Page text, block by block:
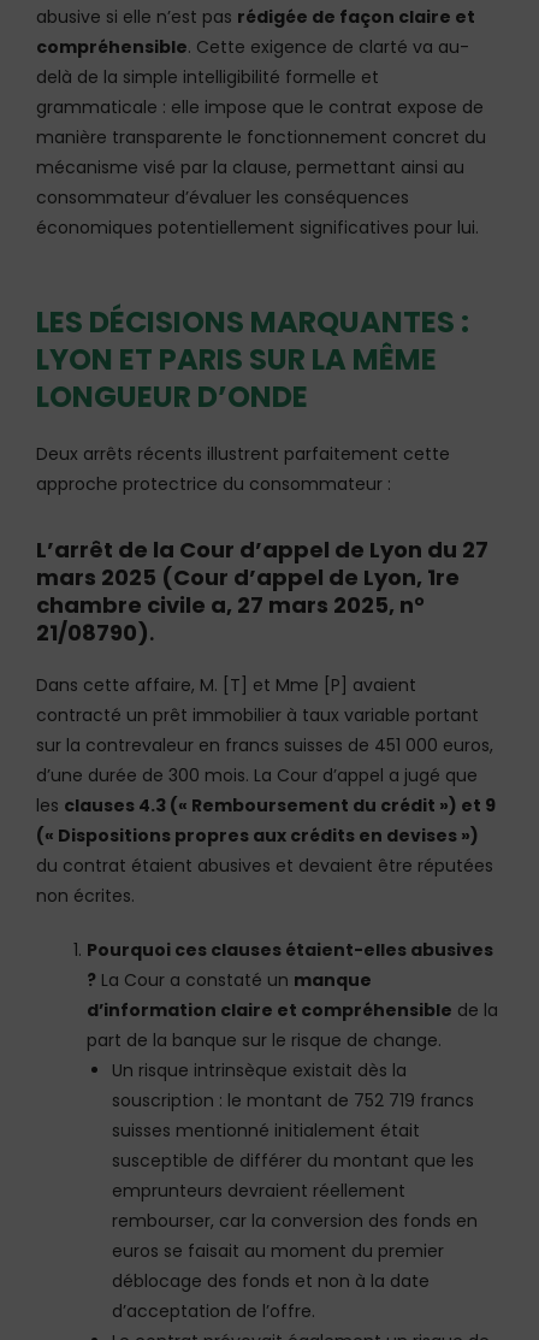
abusive si elle n’est pas rédigée de façon claire et
compréhensible. Cette exigence de clarté va au-
delà de la simple intelligibilité formelle et
grammaticale : elle impose que le contrat expose de
manière transparente le fonctionnement concret du
mécanisme visé par la clause, permettant ainsi au
consommateur d’évaluer les conséquences
économiques potentiellement significatives pour lui.
LES DÉCISIONS MARQUANTES :
LYON ET PARIS SUR LA MÊME
LONGUEUR D’ONDE
Deux arrêts récents illustrent parfaitement cette
approche protectrice du consommateur :
L’arrêt de la Cour d’appel de Lyon du 27
mars 2025 (Cour d’appel de Lyon, 1re
chambre civile a, 27 mars 2025, n°
21/08790).
Dans cette affaire, M. [T] et Mme [P] avaient
contracté un prêt immobilier à taux variable portant
sur la contrevaleur en francs suisses de 451 000 euros,
d’une durée de 300 mois. La Cour d’appel a jugé que
les clauses 4.3 (« Remboursement du crédit ») et 9
(« Dispositions propres aux crédits en devises »)
du contrat étaient abusives et devaient être réputées
non écrites.
Pourquoi ces clauses étaient-elles abusives
? La Cour a constaté un manque
d’information claire et compréhensible de la
part de la banque sur le risque de change.
Un risque intrinsèque existait dès la
souscription : le montant de 752 719 francs
suisses mentionné initialement était
susceptible de différer du montant que les
emprunteurs devraient réellement
rembourser, car la conversion des fonds en
euros se faisait au moment du premier
déblocage des fonds et non à la date
d’acceptation de l’offre.